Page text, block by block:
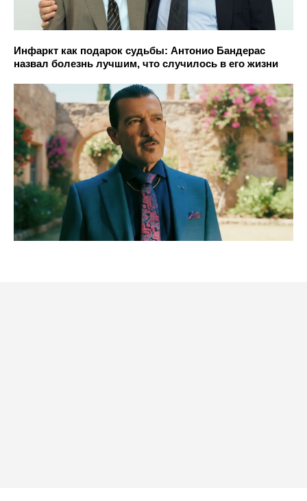
Инфаркт как подарок судьбы: Антонио Бандерас
назвал болезнь лучшим, что случилось в его жизни